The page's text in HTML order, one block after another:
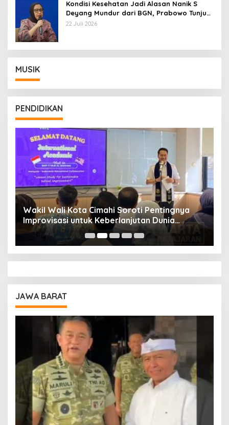
Kondisi Kesehatan Jadi Alasan Nanik S
Deyang Mundur dari BGN, Prabowo Tunjuk
Wamentan Sudaryono
22 Juli 2026
MUSIK
PENDIDIKAN
Wakil Wali Kota Cimahi Soroti Pentingnya
Improvisasi untuk Keberlanjutan Dunia
Pendidikan
JAWA BARAT